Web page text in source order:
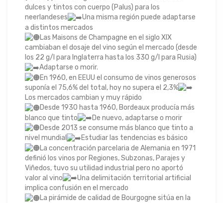
dulces y tintos con cuerpo (Palus) para los
neerlandeses
Una misma región puede adaptarse
a distintos mercados
Las Maisons de Champagne en el siglo XIX
cambiaban el dosaje del vino según el mercado (desde
los 22 g/l para Inglaterra hasta los 330 g/l para Rusia)
Adaptarse o morir.
En 1960, en EEUU el consumo de vinos generosos
suponía el 75,6% del total, hoy no supera el 2,3%
Los mercados cambian y muy rápido
Desde 1930 hasta 1960, Bordeaux producía más
blanco que tinto
De nuevo, adaptarse o morir
Desde 2013 se consume más blanco que tinto a
nivel mundial
Estudiar las tendencias es básico
La concentración parcelaria de Alemania en 1971
definió los vinos por Regiones, Subzonas, Parajes y
Viñedos, tuvo su utilidad industrial pero no aportó
valor al vino
Una delimitación territorial artificial
implica confusión en el mercado
La pirámide de calidad de Bourgogne sitúa en la